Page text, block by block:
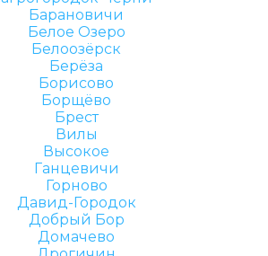
Барановичи
Белое Озеро
Белоозёрск
Берёза
Борисово
Борщёво
Брест
Вилы
Высокое
Ганцевичи
Горново
Давид-Городок
Добрый Бор
Домачево